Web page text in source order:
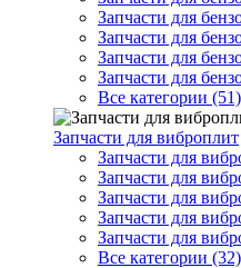
Запчасти для
Запчасти для
Запчасти для
Запчасти для
Все категории (51)
Запчасти для виброплит
Запчасти для
Запчасти для
Запчасти для
Запчасти для
Запчасти для
Все категории (32)